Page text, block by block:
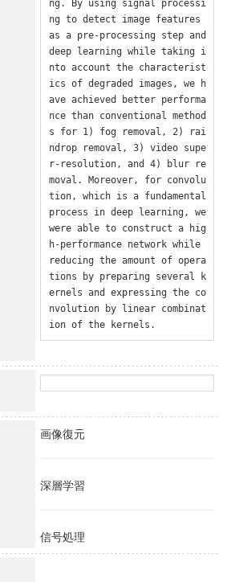
ng. By using signal processi
ng to detect image features
as a pre-processing step and
deep learning while taking i
nto account the characterist
ics of degraded images, we h
ave achieved better performa
nce than conventional method
s for 1) fog removal, 2) rai
ndrop removal, 3) video supe
r-resolution, and 4) blur re
moval. Moreover, for convolu
tion, which is a fundamental
process in deep learning, we
were able to construct a hig
h-performance network while
reducing the amount of opera
tions by preparing several k
ernels and expressing the co
nvolution by linear combinat
ion of the kernels.
画像復元
深層学習
信号処理